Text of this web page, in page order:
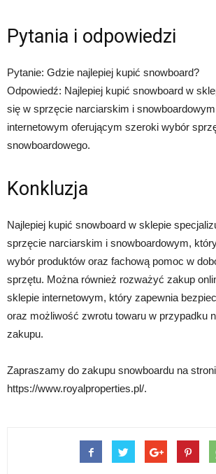
Pytania i odpowiedzi
Pytanie: Gdzie najlepiej kupić snowboard?
Odpowiedź: Najlepiej kupić snowboard w
się w sprzęcie narciarskim i
internetowym oferującym szeroki wybór
snowboardowego.
Konkluzja
Najlepiej kupić snowboard w sklepie
sprzęcie narciarskim i snowboardowym,
wybór produktów oraz fachową pomoc w
sprzętu. Można również rozważyć zakup
sklepie internetowym, który zapewnia
oraz możliwość zwrotu towaru w przypadku
zakupu.
Zapraszamy do zakupu snowboardu na
https://www.royalproperties.pl/.